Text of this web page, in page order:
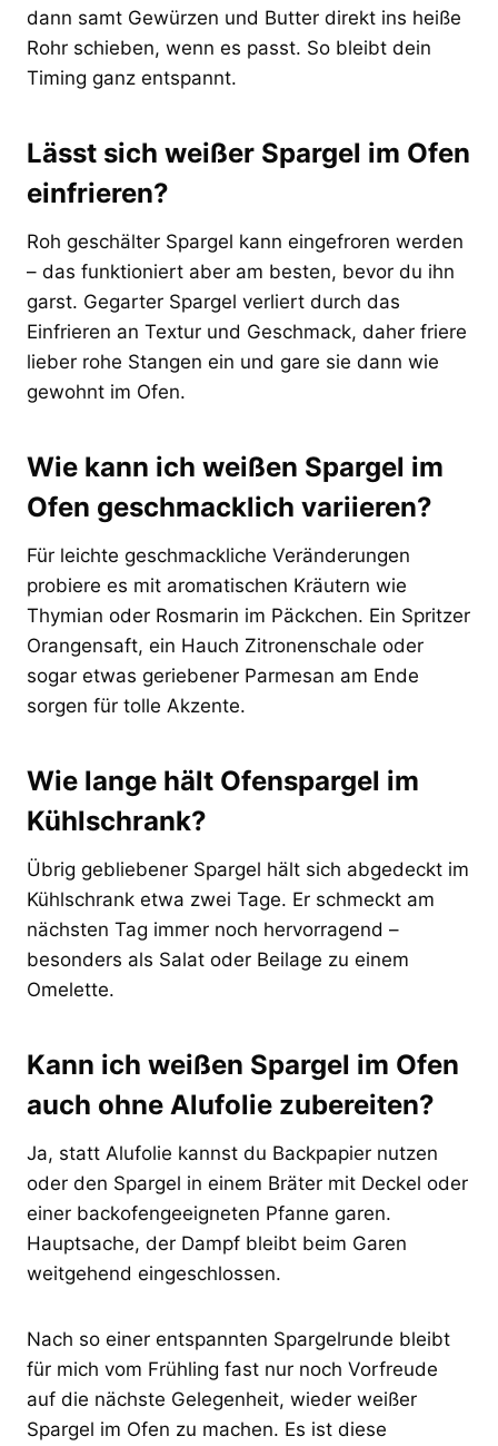
dann samt Gewürzen und Butter direkt ins heiße
Rohr schieben, wenn es passt. So bleibt dein
Timing ganz entspannt.
Lässt sich weißer Spargel im Ofen
einfrieren?
Roh geschälter Spargel kann eingefroren werden
– das funktioniert aber am besten, bevor du ihn
garst. Gegarter Spargel verliert durch das
Einfrieren an Textur und Geschmack, daher friere
lieber rohe Stangen ein und gare sie dann wie
gewohnt im Ofen.
Wie kann ich weißen Spargel im
Ofen geschmacklich variieren?
Für leichte geschmackliche Veränderungen
probiere es mit aromatischen Kräutern wie
Thymian oder Rosmarin im Päckchen. Ein Spritzer
Orangensaft, ein Hauch Zitronenschale oder
sogar etwas geriebener Parmesan am Ende
sorgen für tolle Akzente.
Wie lange hält Ofenspargel im
Kühlschrank?
Übrig gebliebener Spargel hält sich abgedeckt im
Kühlschrank etwa zwei Tage. Er schmeckt am
nächsten Tag immer noch hervorragend –
besonders als Salat oder Beilage zu einem
Omelette.
Kann ich weißen Spargel im Ofen
auch ohne Alufolie zubereiten?
Ja, statt Alufolie kannst du Backpapier nutzen
oder den Spargel in einem Bräter mit Deckel oder
einer backofengeeigneten Pfanne garen.
Hauptsache, der Dampf bleibt beim Garen
weitgehend eingeschlossen.
Nach so einer entspannten Spargelrunde bleibt
für mich vom Frühling fast nur noch Vorfreude
auf die nächste Gelegenheit, wieder weißer
Spargel im Ofen zu machen. Es ist diese